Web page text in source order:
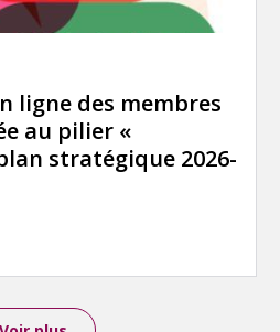
ligne des membres
au pilier «
stratégique 2026-